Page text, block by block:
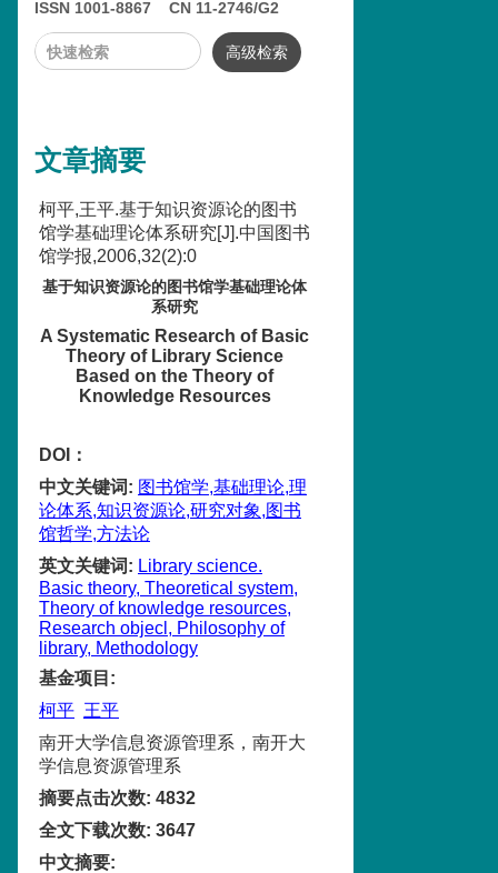
ISSN 1001-8867 CN 11-2746/G2
高级检索
文章摘要
柯平,王平.基于知识资源论的图书
馆学基础理论体系研究[J].中国图书
馆学报,2006,32(2):0
基于知识资源论的图书馆学基础理论体
系研究
A Systematic Research of Basic
Theory of Library Science
Based on the Theory of
Knowledge Resources
DOI：
中文关键词: 图书馆学,基础理论,理
论体系,知识资源论,研究对象,图书
馆哲学,方法论
英文关键词: Library science.
Basic theory, Theoretical system,
Theory of knowledge resources,
Research objecl, Philosophy of
library, Methodology
基金项目 :
柯平 王平
南开大学信息资源管理系，南开大
学信息资源管理系
摘要点击次数: 4832
全文下载次数: 3647
中文摘要: